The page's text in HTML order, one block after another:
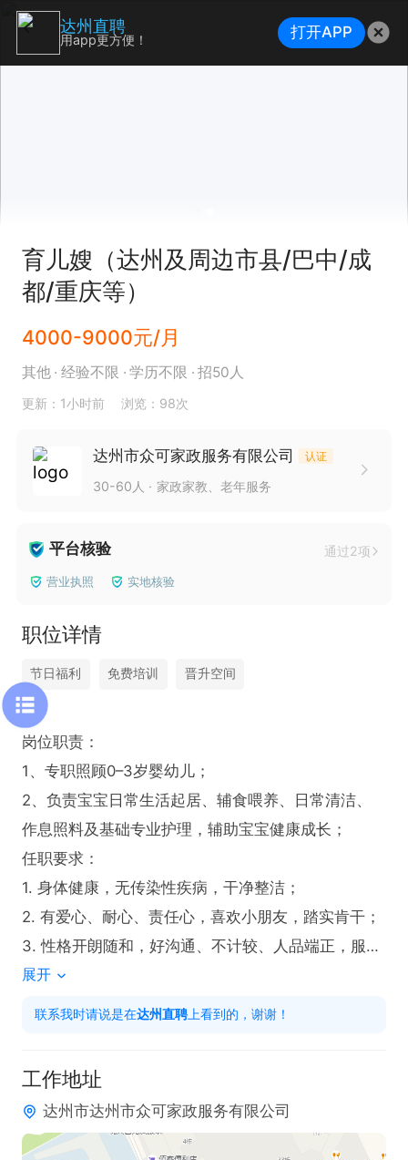
育儿嫂（达州及周边市县/巴中/成
都/重庆等）
4000-9000元/月
其他 经验不限 学历不限 招50人
更新：1小时前 浏览：98次
达州市众可家政服务有限公司 认证
30-60人 家政家教、老年服务
平台核验 通过2项
营业执照 实地核验
职位详情
节日福利 免费培训 晋升空间
岗位职责：
1、专职照顾0–3岁婴幼儿；
2、负责宝宝日常生活起居、辅食喂养、日常清洁、
作息照料及基础专业护理，辅助宝宝健康成长；
任职要求：
1. 身体健康，无传染性疾病，干净整洁；
2. 有爱心、耐心、责任心，喜欢小朋友，踏实肯干；
3. 性格开朗随和，好沟通、不计较、人品端正，服从
安排；
4. 无经验可培训上岗，有育儿经验、持证者优先，薪
月薪 4000–9000元，根据经验、证书、能力面议，不
压工资、准时发放。
展开
联系我时请说是在达州直聘 上看到的，谢谢！
工作地址
达州市达州市众可家政服务有限公司
达州直聘
用app更方便！ 打开APP